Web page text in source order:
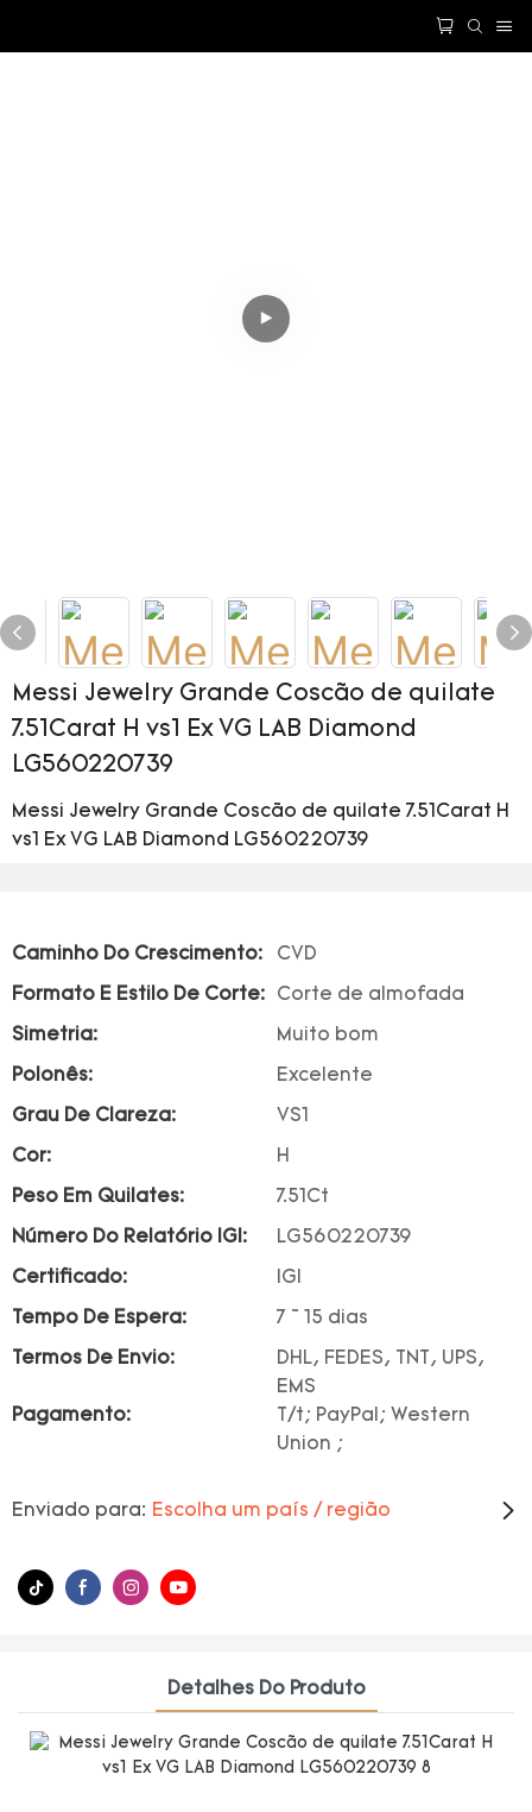
Messi Jewelry Grande Coscão de quilate
7.51Carat H vs1 Ex VG LAB Diamond
LG560220739
Messi Jewelry Grande Coscão de quilate 7.51Carat H
vs1 Ex VG LAB Diamond LG560220739
Caminho Do Crescimento: CVD
Formato E Estilo De Corte: Corte de almofada
Simetria: Muito bom
Polonês: Excelente
Grau De Clareza: VS1
Cor: H
Peso Em Quilates: 7.51Ct
Número Do Relatório IGI: LG560220739
Certificado: IGI
Tempo De Espera: 7 ~ 15 dias
Termos De Envio:
DHL, FEDES, TNT, UPS,
EMS
Pagamento:
T/t; PayPal; Western
Union ;
Enviado para: Escolha um país / região
Detalhes Do Produto